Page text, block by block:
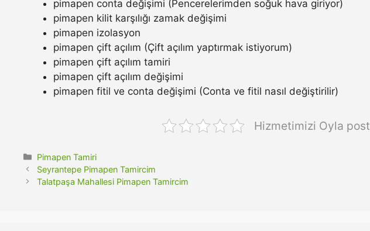
pimapen conta değişimi (Pencerelerimden soğuk hava giriyor)
pimapen kilit karşılığı zamak değişimi
pimapen izolasyon
pimapen çift açılım (Çift açılım yaptırmak istiyorum)
pimapen çift açılım tamiri
pimapen çift açılım değişimi
pimapen fitil ve conta değişimi (Conta ve fitil nasıl değiştirilir)
Hizmetimizi Oyla post
Kategoriler
Pimapen Tamiri
Seyrantepe Pimapen Tamircim
Talatpaşa Mahallesi Pimapen Tamircim